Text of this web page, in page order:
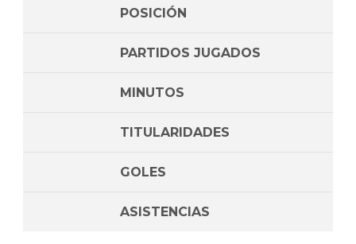
POSICIÓN
PARTIDOS JUGADOS
MINUTOS
TITULARIDADES
GOLES
ASISTENCIAS